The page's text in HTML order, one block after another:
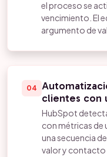
el proceso se
vencimiento. El
argumento de
04
clientes con
HubSpot
con métricas de
una secuencia
valor y contacto